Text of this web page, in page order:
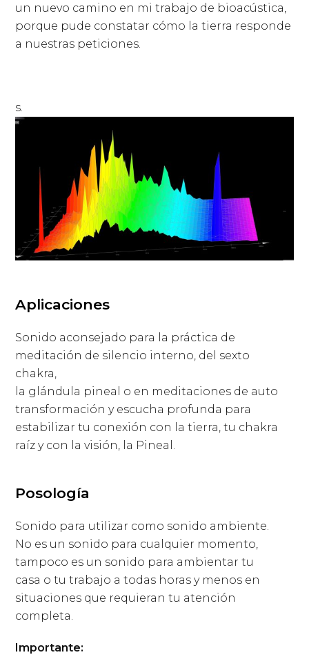
un nuevo camino en mi trabajo de bioacústica,
porque pude constatar cómo la tierra responde
a nuestras peticiones.
s.
Aplicaciones
Sonido aconsejado para la práctica de
meditación de silencio interno, del sexto
chakra,
la glándula pineal o en meditaciones de auto
transformación y escucha profunda para
estabilizar tu conexión con la tierra, tu chakra
raíz y con la visión, la Pineal.
Posología
Sonido para utilizar como sonido ambiente.
No es un sonido para cualquier momento,
tampoco es un sonido para ambientar tu
casa o tu trabajo a todas horas y menos en
situaciones que requieran tu atención
completa.
Importante: